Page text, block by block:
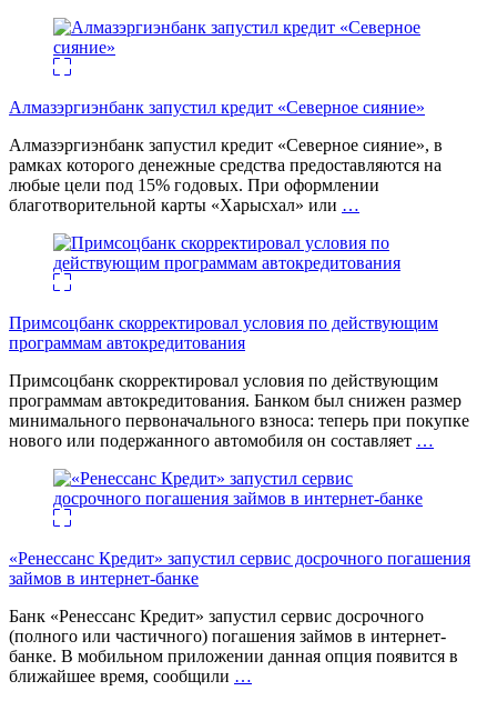
Алмазэргиэнбанк запустил кредит «Северное сияние»
Алмазэргиэнбанк запустил кредит «Северное сияние», в
рамках которого денежные средства предоставляются на
любые цели под 15% годовых. При оформлении
благотворительной карты «Харысхал» или …
Примсоцбанк скорректировал условия по действующим
программам автокредитования
Примсоцбанк скорректировал условия по действующим
программам автокредитования. Банком был снижен размер
минимального первоначального взноса: теперь при покупке
нового или подержанного автомобиля он составляет …
«Ренессанс Кредит» запустил сервис досрочного погашения
займов в интернет-банке
Банк «Ренессанс Кредит» запустил сервис досрочного
(полного или частичного) погашения займов в интернет-
банке. В мобильном приложении данная опция появится в
ближайшее время, сообщили …